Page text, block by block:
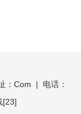
Com | 电话：
[23]